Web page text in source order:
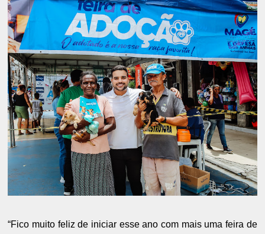
“Fico muito feliz de iniciar esse ano com mais uma feira de